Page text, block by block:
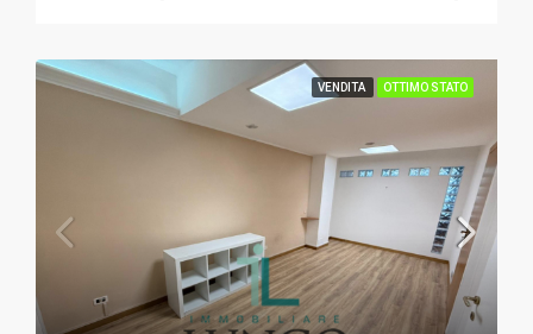
VENDITA OTTIMO STATO